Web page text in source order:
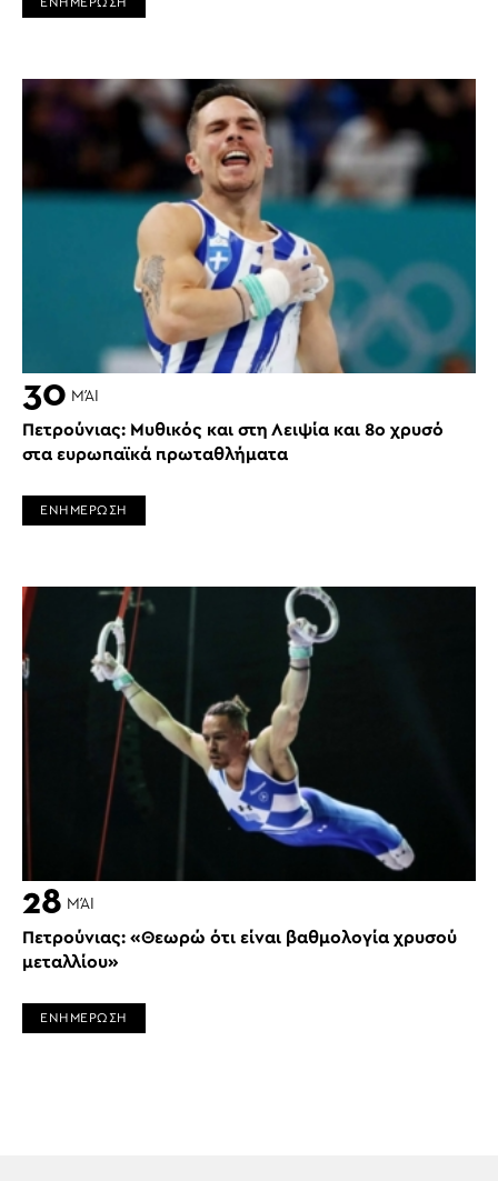
30 ΜΆΙ
Πετρούνιας: Μυθικός και στη Λειψία και 8ο χρυσό
στα ευρωπαϊκά πρωταθλήματα
ΕΝΗΜΕΡΩΣΗ
28 ΜΆΙ
Πετρούνιας: «Θεωρώ ότι είναι βαθμολογία χρυσού
μεταλλίου»
ΕΝΗΜΕΡΩΣΗ